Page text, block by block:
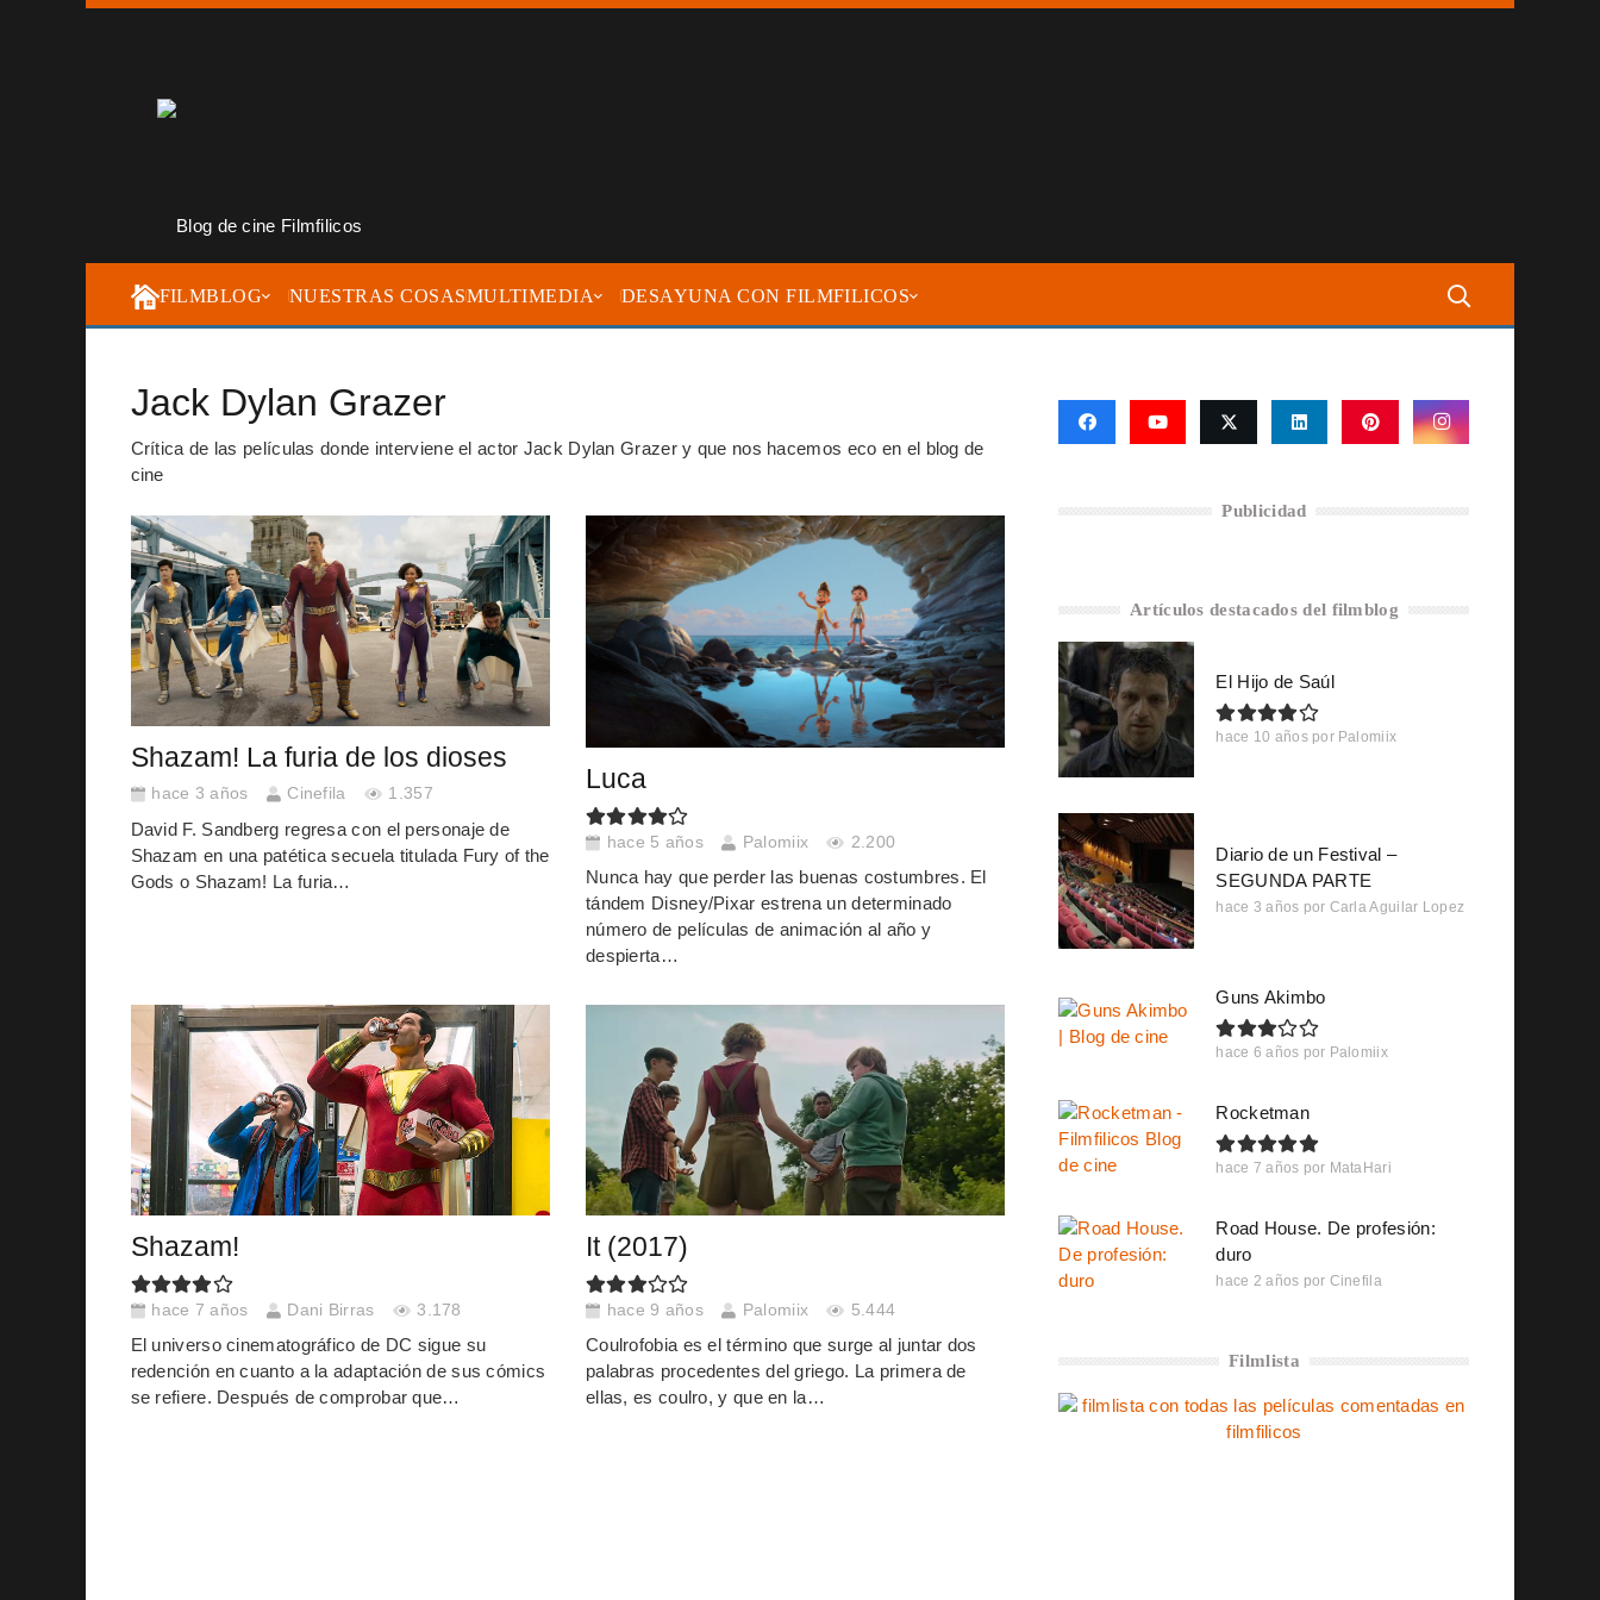
FILMBLOG NUESTRAS COSASMULTIMEDIA DESAYUNA CON FILMFILICOS
Jack Dylan Grazer
Crítica de las películas donde interviene el actor Jack Dylan Grazer y que nos hacemos eco en el blog de
cine
Shazam! La furia de los dioses
hace 3 años Cinefila 1.357
David F. Sandberg regresa con el personaje de
Shazam en una patética secuela titulada Fury of the
Gods o Shazam! La furia…
Luca
hace 5 años Palomiix 2.200
Nunca hay que perder las buenas costumbres. El
tándem Disney/Pixar estrena un determinado
número de películas de animación al año y
despierta…
Shazam!
hace 7 años Dani Birras 3.178
El universo cinematográfico de DC sigue su
redención en cuanto a la adaptación de sus cómics
se refiere. Después de comprobar que…
It (2017)
hace 9 años Palomiix 5.444
Coulrofobia es el término que surge al juntar dos
palabras procedentes del griego. La primera de
ellas, es coulro, y que en la…
Publicidad
Artículos destacados del filmblog
El Hijo de Saúl
hace 10 años por Palomiix
Diario de un Festival –
SEGUNDA PARTE
hace 3 años por Carla Aguilar Lopez
Guns Akimbo
hace 6 años por Palomiix
Rocketman
hace 7 años por MataHari
Road House. De profesión:
duro
hace 2 años por Cinefila
Filmlista